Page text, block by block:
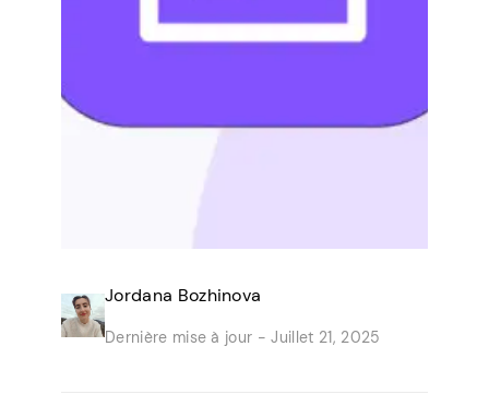
Jordana Bozhinova
Dernière mise à jour - Juillet 21, 2025